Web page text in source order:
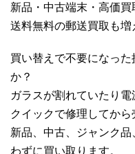
新品・中古端末・高価買
送料無料の郵送買取も増
買い替えで不要になっ
か？
ガラスが割れていたり電
クイックで修理してか
新品、中古、ジャンク
わずに買い取ります。